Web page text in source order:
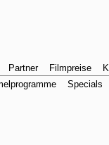
Partner Filmpreise
Specials